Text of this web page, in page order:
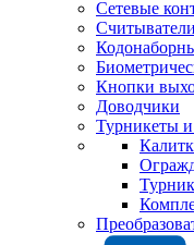
Сетевые
Считыватели
Кнопки
Доводчики
Турникеты